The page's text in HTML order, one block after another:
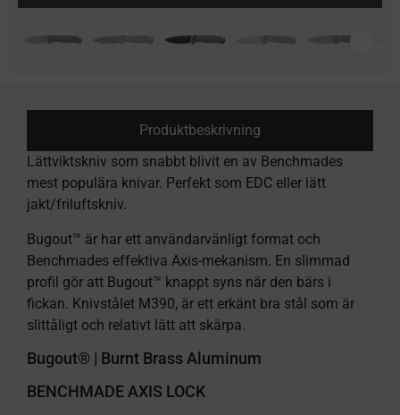
Produktbeskrivning
Lättviktskniv som snabbt blivit en av Benchmades
mest populära knivar. Perfekt som EDC eller lätt
jakt/friluftskniv.
Bugout™ är har ett användarvänligt format och
Benchmades effektiva Axis-mekanism. En slimmad
profil gör att Bugout™ knappt syns när den bärs i
fickan. Knivstålet M390, är ett erkänt bra stål som är
slittåligt och relativt lätt att skärpa.
Bugout® | Burnt Brass Aluminum
BENCHMADE AXIS LOCK